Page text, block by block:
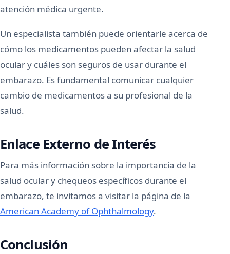
atención médica urgente.
Un especialista también puede orientarle acerca de
cómo los medicamentos pueden afectar la salud
ocular y cuáles son seguros de usar durante el
embarazo. Es fundamental comunicar cualquier
cambio de medicamentos a su profesional de la
salud.
Enlace Externo de Interés
Para más información sobre la importancia de la
salud ocular y chequeos específicos durante el
embarazo, te invitamos a visitar la página de la
American Academy of Ophthalmology.
Conclusión